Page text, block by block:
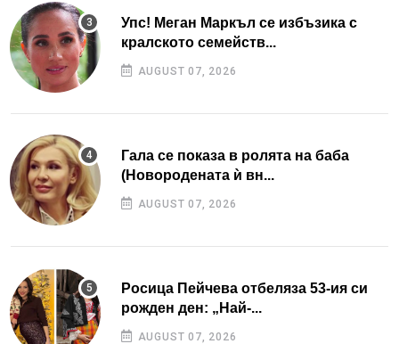
Упс! Меган Маркъл се избъзика с
кралското семейств...
AUGUST 07, 2026
Гала се показа в ролята на баба
(Новородената ѝ вн...
AUGUST 07, 2026
Росица Пейчева отбеляза 53-ия си
рожден ден: „Най-...
AUGUST 07, 2026